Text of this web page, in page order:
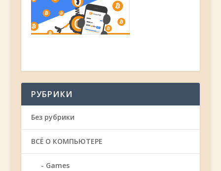
РУБРИКИ
Без рубрики
ВСЁ О КОМПЬЮТЕРЕ
Games